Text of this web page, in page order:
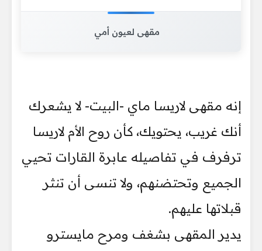
مقهى لعيون أمي
إنه مقهى لاريسا ماي -البيت- لا يشعرك
أنك غريب، يحتويك، كأن روح الأم لاريسا
ترفرف في تفاصيله عابرة القارات تحيي
الجميع وتحتضنهم، ولا تنسى أن تنثر
قبلاتها عليهم.
يدير المقهى بشغف ومرح مايسترو